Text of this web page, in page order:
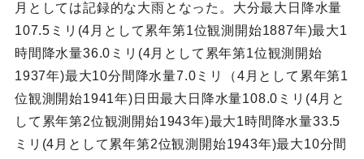
月としては記録的な大雨となった。大分最大日降水量
107.5ミリ(4月として累年第1位観測開始1887年)最大1
時間降水量36.0ミリ(4月として累年第1位観測開始
1937年)最大10分間降水量7.0ミリ（4月として累年第1
位観測開始1941年)日田最大日降水量108.0ミリ(4月と
して累年第2位観測開始1943年)最大1時間降水量33.5
ミリ(4月として累年第2位観測開始1943年)最大10分間